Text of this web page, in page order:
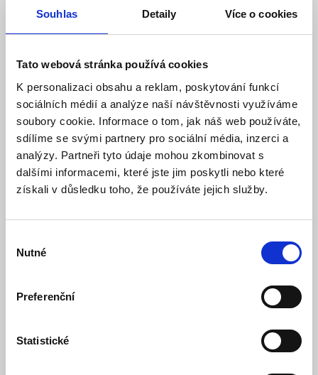
Souhlas Detaily Více o cookies
Tato webová stránka používá cookies
K personalizaci obsahu a reklam, poskytování funkcí
sociálních médií a analýze naší návštěvnosti využíváme
soubory cookie. Informace o tom, jak náš web používáte,
sdílíme se svými partnery pro sociální média, inzerci a
analýzy. Partneři tyto údaje mohou zkombinovat s
dalšími informacemi, které jste jim poskytli nebo které
získali v důsledku toho, že používáte jejich služby.
souhlasu
Nutné
Preferenční
Statistické
25 Kč
Detail Do košíku